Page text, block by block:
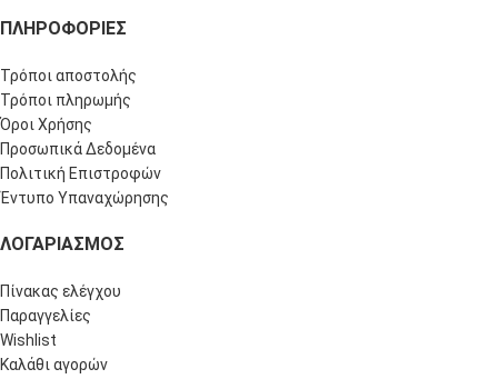
ΠΛΗΡΟΦΟΡΊΕΣ
Τρόποι αποστολής
Τρόποι πληρωμής
Όροι Χρήσης
Προσωπικά Δεδομένα
Πολιτική Επιστροφών
Έντυπο Υπαναχώρησης
ΛΟΓΑΡΙΑΣΜΌΣ
Πίνακας ελέγχου
Παραγγελίες
Wishlist
Καλάθι αγορών